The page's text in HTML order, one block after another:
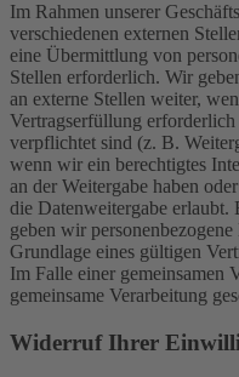
Im Rahmen unserer
verschiedenen externen
eine Übermittlung von
Stellen erforderlich. Wir
an externe Stellen weiter,
Vertragserfüllung
verpflichtet sind (z. B.
wenn wir ein berechtigtes
an der Weitergabe haben
die Datenweitergabe
geben wir
Grundlage eines gültigen
Im Falle einer gemeinsamen
gemeinsame Verarbeitung
Widerruf Ihrer